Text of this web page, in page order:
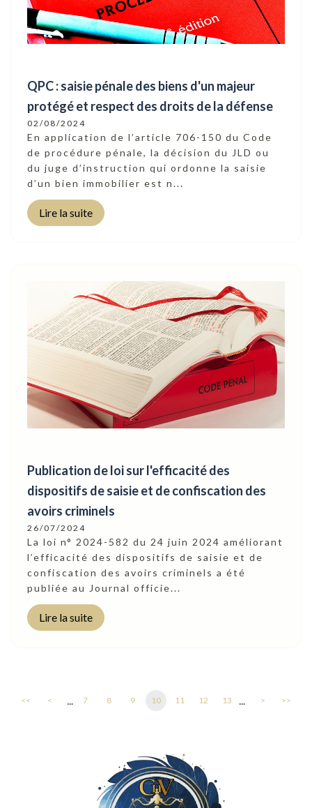
QPC : saisie pénale des biens d'un majeur
protégé et respect des droits de la défense
02/08/2024
En application de l’article 706-150 du Code
de procédure pénale, la décision du JLD ou
du juge d’instruction qui ordonne la saisie
d’un bien immobilier est n...
Lire la suite
Publication de loi sur l'efficacité des
dispositifs de saisie et de confiscation des
avoirs criminels
26/07/2024
La loi n° 2024-582 du 24 juin 2024 améliorant
l’efficacité des dispositifs de saisie et de
confiscation des avoirs criminels a été
publiée au Journal officie...
Lire la suite
<< < ... 7 8 9 10 11 12 13 ... > >>